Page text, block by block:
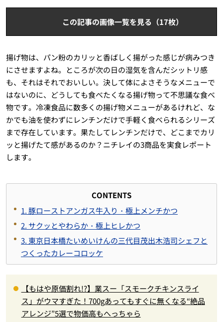
この記事の画像一覧を見る（17枚）
揚げ物は、パン粉のカリッと香ばしく揚がった感じが病みつき
にさせますよね。ところが次の日の湿気を含んだシットリ感
も、それはそれでおいしい。決して体によさそうなメニューで
はないのに、どうしても食べたくなる揚げ物って不思議な食べ
物です。冷凍食品に数多くの揚げ物メニューがあるけれど、な
かでも油を使わずにレンチンだけで手軽く食べられるシリーズ
まで存在しています。果たしてレンチンだけで、どこまでカリ
ッと揚げたて感があるのか？ニチレイの3商品を実食レポート
します。
CONTENTS
1. 豚ローストアンガス牛入り・極上メンチかつ
2. サクッとやわらか・極上ヒレかつ
3. 東京日本橋たいめいけんの三代目茂出木浩司シェフと
つくったカレーコロッケ
【もはや原価割れ!?】業スー「スモークチキンスライ
ス」がウマすぎた！700gあってもすぐに無くなる“絶品
アレンジ”5選で物価高もへっちゃら